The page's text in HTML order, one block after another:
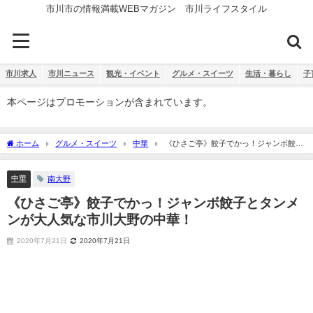
市川市の情報満載WEBマガジン 市川ライフスタイル
市川求人 市川ニュース 観光・イベント グルメ・スイーツ 生活・暮らし 子
本ページはプロモーションが含まれています。
ホーム グルメ・スイーツ 中華
《ひさご亭》餃子でかっ！ジャンボ餃子
とタンメンが大人気な市川大野の中華！
中華 南大野
《ひさご亭》餃子でかっ！ジャンボ餃子とタンメ
ンが大人気な市川大野の中華！
2020年7月21日 2020年7月21日